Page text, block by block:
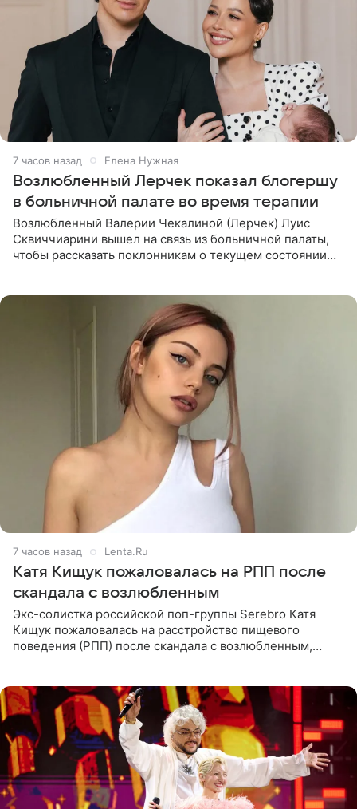
7 часов назад Елена Нужная
Возлюбленный Лерчек показал блогершу
в больничной палате во время терапии
Возлюбленный Валерии Чекалиной (Лерчек) Луис
Сквиччиарини вышел на связь из больничной палаты,
чтобы рассказать поклонникам о текущем состоянии
7 часов назад Lenta.Ru
Катя Кищук пожаловалась на РПП после
скандала с возлюбленным
Экс-солистка российской поп-группы Serebro Катя
Кищук пожаловалась на расстройство пищевого
поведения (РПП) после скандала с возлюбленным,